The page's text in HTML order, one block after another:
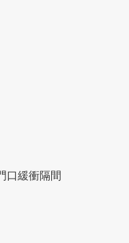
口緩衝隔間